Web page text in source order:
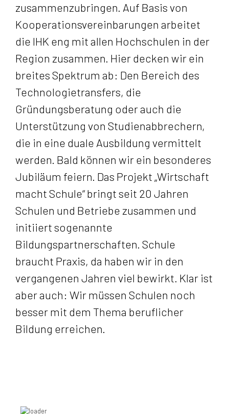
zusammenzubringen. Auf Basis von
Kooperationsvereinbarungen arbeitet
die IHK eng mit allen Hochschulen in der
Region zusammen. Hier decken wir ein
breites Spektrum ab: Den Bereich des
Technologietransfers, die
Gründungsberatung oder auch die
Unterstützung von Studienabbrechern,
die in eine duale Ausbildung vermittelt
werden. Bald können wir ein besonderes
Jubiläum feiern. Das Projekt „Wirtschaft
macht Schule“ bringt seit 20 Jahren
Schulen und Betriebe zusammen und
initiiert sogenannte
Bildungspartnerschaften. Schule
braucht Praxis, da haben wir in den
vergangenen Jahren viel bewirkt. Klar ist
aber auch: Wir müssen Schulen noch
besser mit dem Thema beruflicher
Bildung erreichen.